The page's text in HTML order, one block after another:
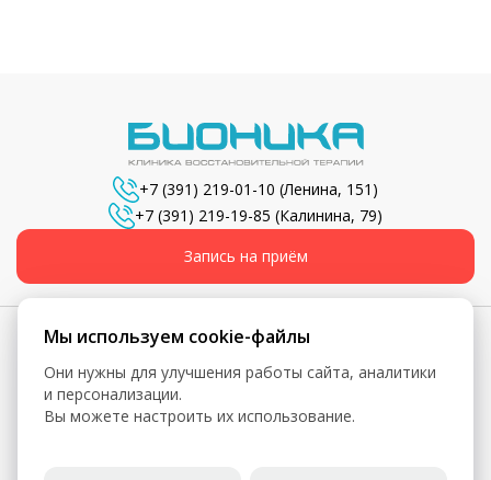
+7 (391) 219-01-10 (Ленина, 151)
+7 (391) 219-19-85 (Калинина, 79)
Запись на приём
© 2026, Бионика - Сеть медицинских центров
Вся информация, включая цены, представлена для
Мы используем cookie-файлы
Они нужны для улучшения работы сайта, аналитики
и персонализации.
Вы можете настроить их использование.